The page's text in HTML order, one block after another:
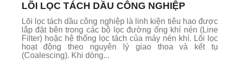
LÕI LỌC TÁCH DẦU CÔNG NGHIỆP
Lõi lọc tách dầu công nghiệp là linh kiện tiêu hao được
lắp đặt bên trong các bộ lọc đường ống khí nén (Line
Filter) hoặc hệ thống lọc tách của máy nén khí. Lõi lọc
hoạt động theo nguyên lý giao thoa và kết tụ
(Coalescing). Khi dòng...